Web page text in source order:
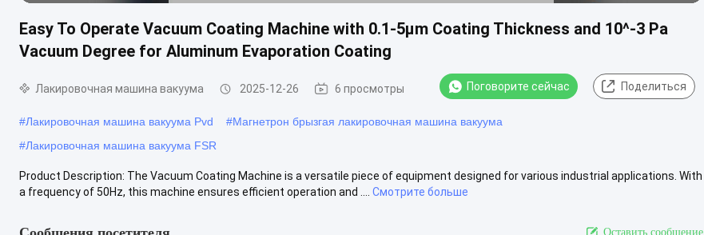
Easy To Operate Vacuum Coating Machine with 0.1-5μm Coating Thickness and 10^-3 Pa
Vacuum Degree for Aluminum Evaporation Coating
Лакировочная машина вакуума 2025-12-26 6 просмотры Поговорите сейчас Поделиться
#Лакировочная машина вакуума Pvd #Магнетрон брызгая лакировочная машина вакуума
#Лакировочная машина вакуума FSR
Product Description: The Vacuum Coating Machine is a versatile piece of equipment designed for various industrial applications. With
a frequency of 50Hz, this machine ensures efficient operation and ....
Смотрите больше
Оставить сообщение